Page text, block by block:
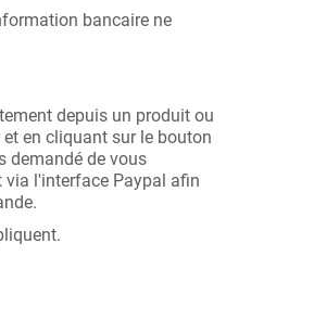
bancaire ne
depuis un produit ou
en cliquant sur le bouton
demandé de vous
via l'interface Paypal afin